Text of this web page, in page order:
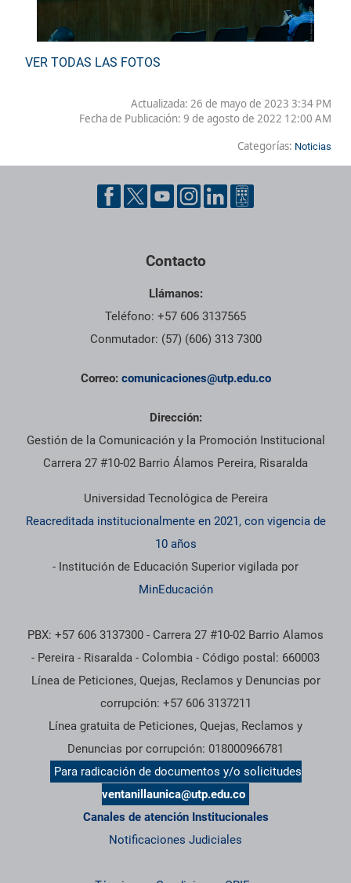
VER TODAS LAS FOTOS
Actualizada: 26 de mayo de 2023 3:34 PM
Fecha de Publicación: 9 de agosto de 2022 12:00 AM
Categorías: Noticias
Contacto
Llámanos:
Teléfono: +57 606 3137565
Conmutador: (57) (606) 313 7300
Correo: comunicaciones@utp.edu.co
Dirección:
Gestión de la Comunicación y la Promoción Institucional
Carrera 27 #10-02 Barrio Álamos Pereira, Risaralda
Universidad Tecnológica de Pereira
Reacreditada institucionalmente en 2021, con vigencia de
10 años
- Institución de Educación Superior vigilada por
MinEducación
PBX: +57 606 3137300 - Carrera 27 #10-02 Barrio Alamos
- Pereira - Risaralda - Colombia - Código postal: 660003
Línea de Peticiones, Quejas, Reclamos y Denuncias por
corrupción: +57 606 3137211
Línea gratuita de Peticiones, Quejas, Reclamos y
Denuncias por corrupción: 018000966781
Para radicación de documentos y/o solicitudes
ventanillaunica@utp.edu.co
Canales de atención Institucionales
Notificaciones Judiciales